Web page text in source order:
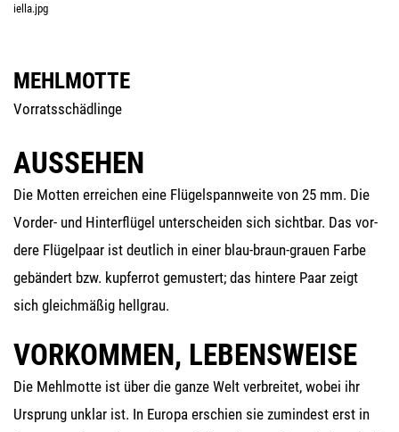
i​e​l​l​a​.​jpg
MEHLMOTTE
Vor­rats­schäd­lin­ge
AUSSEHEN
Die Mot­ten errei­chen eine Flü­gel­spann­wei­te von 25 mm. Die
Vor­der- und Hin­ter­flü­gel unter­schei­den sich sicht­bar. Das vor­
de­re Flü­gel­paar ist deut­lich in einer blau-braun-grau­en Far­be
gebän­dert bzw. kup­fer­rot gemus­tert; das hin­te­re Paar zeigt
sich gleich­mä­ßig hellgrau.
VORKOMMEN, LEBENSWEISE
Die Mehl­mot­te ist über die gan­ze Welt ver­brei­tet, wobei ihr
Ursprung unklar ist. In Euro­pa erschien sie zumin­dest erst in